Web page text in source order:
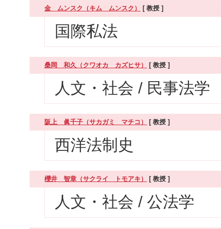
金 ムンスク（キム ムンスク） [ 教授 ]
国際私法
桑岡 和久（クワオカ カズヒサ） [ 教授 ]
人文・社会 / 民事法学
阪上 眞千子（サカガミ マチコ） [ 教授 ]
西洋法制史
櫻井 智章（サクライ トモアキ） [ 教授 ]
人文・社会 / 公法学